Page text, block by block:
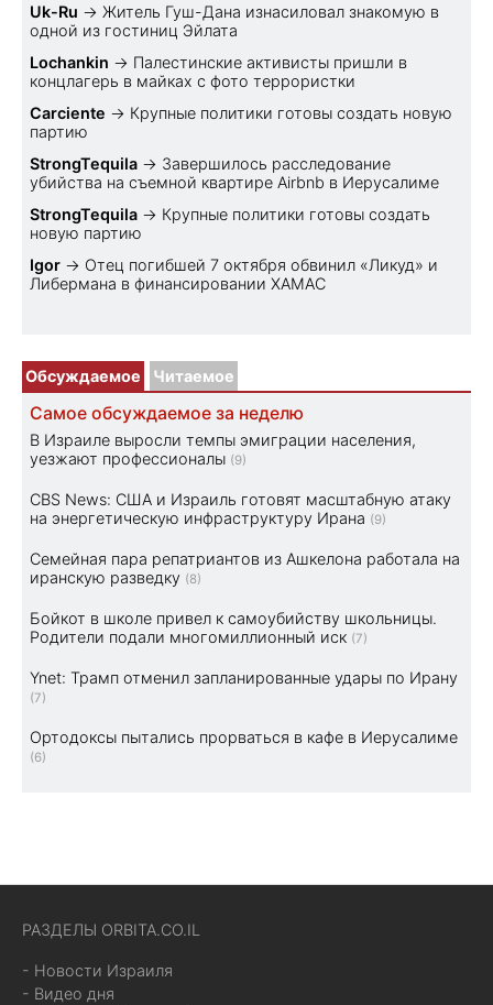
Uk-Ru → Житель Гуш-Дана изнасиловал знакомую в
одной из гостиниц Эйлата
Lochankin → Палестинские активисты пришли в
концлагерь в майках с фото террористки
Carciente → Крупные политики готовы создать новую
партию
StrongTequila → Завершилось расследование
убийства на съемной квартире Airbnb в Иерусалиме
StrongTequila → Крупные политики готовы создать
новую партию
Igor → Отец погибшей 7 октября обвинил «Ликуд» и
Либермана в финансировании ХАМАС
Обсуждаемое Читаемое
Самое обсуждаемое за неделю
В Израиле выросли темпы эмиграции населения,
уезжают профессионалы (9)
CBS News: США и Израиль готовят масштабную атаку
на энергетическую инфраструктуру Ирана (9)
Семейная пара репатриантов из Ашкелона работала на
иранскую разведку (8)
Бойкот в школе привел к самоубийству школьницы.
Родители подали многомиллионный иск (7)
Ynet: Трамп отменил запланированные удары по Ирану
(7)
Ортодоксы пытались прорваться в кафе в Иерусалиме
(6)
РАЗДЕЛЫ ORBITA.CO.IL
- Новости Израиля
- Видео дня